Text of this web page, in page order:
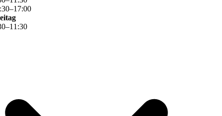
:30–17:00
–11 :30